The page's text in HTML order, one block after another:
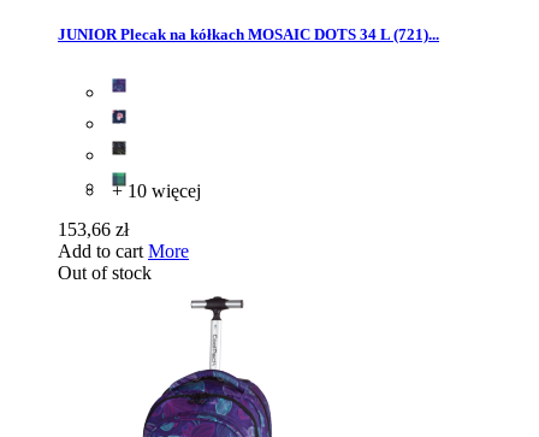
JUNIOR Plecak na kółkach MOSAIC DOTS 34 L (721)...
+ 10 więcej
153,66 zł
Add to cart More
Out of stock